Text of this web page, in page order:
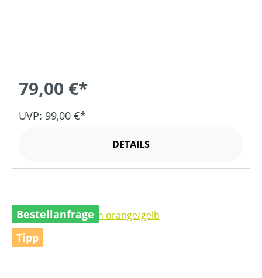
79,00 €*
UVP: 99,00 €*
DETAILS
Bestellanfrage
Tipp